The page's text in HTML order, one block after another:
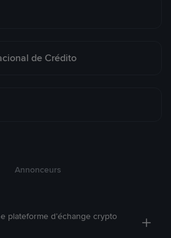
de Crédito
Annonceurs
plateforme d’échange crypto